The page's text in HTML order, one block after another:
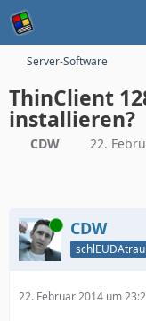
Server-Software
ThinClient
installieren?
CDW 22.
Online CDW
22. Februar 2014 um